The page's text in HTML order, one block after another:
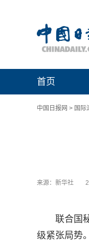
首页
中国日报网 > 国际
来源：新华社
联合国
级紧张局势。